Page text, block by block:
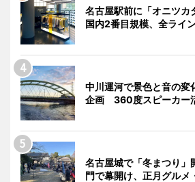
名古屋駅前に「オニツ
国内2番目規模、全ライ
中川運河で景色と音の変
企画 360度スピーカー
名古屋城で「冬まつり
門で幕開け、正月グルメ